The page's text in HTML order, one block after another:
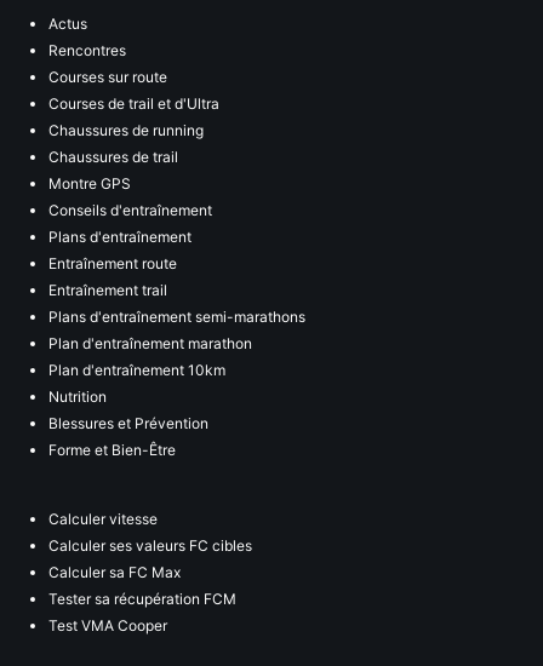
Actus
Rencontres
Courses sur route
Courses de trail et d'Ultra
Chaussures de running
Chaussures de trail
Montre GPS
Conseils d'entraînement
Plans d'entraînement
Entraînement route
Entraînement trail
Plans d'entraînement semi-marathons
Plan d'entraînement marathon
Plan d'entraînement 10km
Nutrition
Blessures et Prévention
Forme et Bien-Être
Calculer vitesse
Calculer ses valeurs FC cibles
Calculer sa FC Max
Tester sa récupération FCM
Test VMA Cooper